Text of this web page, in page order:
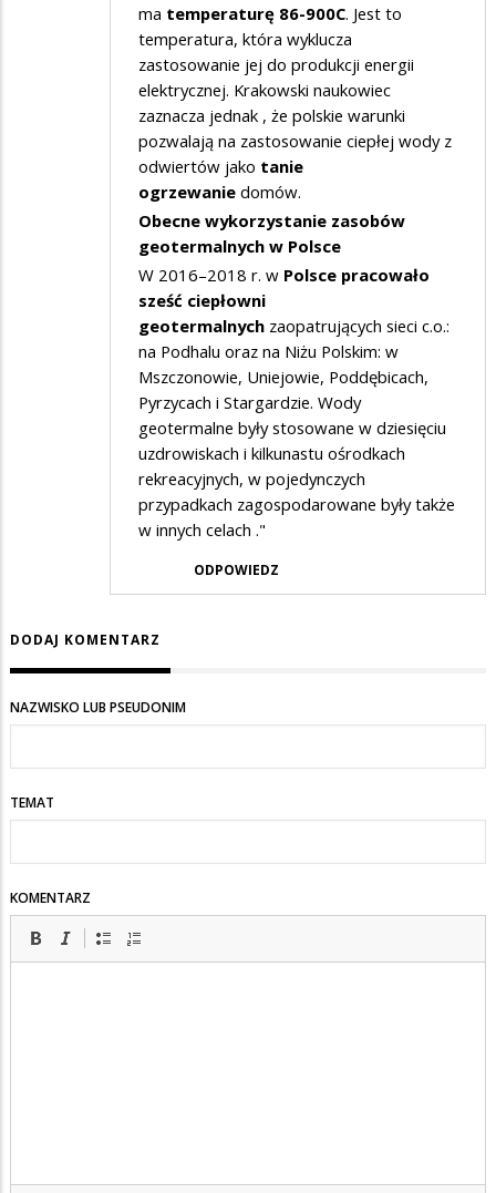
ma temperaturę 86-900C. Jest to
temperatura, która wyklucza
zastosowanie jej do produkcji energii
elektrycznej. Krakowski naukowiec
zaznacza jednak , że polskie warunki
pozwalają na zastosowanie ciepłej wody z
odwiertów jako tanie
ogrzewanie domów.
Obecne wykorzystanie zasobów
geotermalnych w Polsce
W 2016–2018 r. w Polsce pracowało
sześć ciepłowni
geotermalnych zaopatrujących sieci c.o.:
na Podhalu oraz na Niżu Polskim: w
Mszczonowie, Uniejowie, Poddębicach,
Pyrzycach i Stargardzie. Wody
geotermalne były stosowane w dziesięciu
uzdrowiskach i kilkunastu ośrodkach
rekreacyjnych, w pojedynczych
przypadkach zagospodarowane były także
w innych celach ."
ODPOWIEDZ
DODAJ KOMENTARZ
NAZWISKO LUB PSEUDONIM
TEMAT
KOMENTARZ